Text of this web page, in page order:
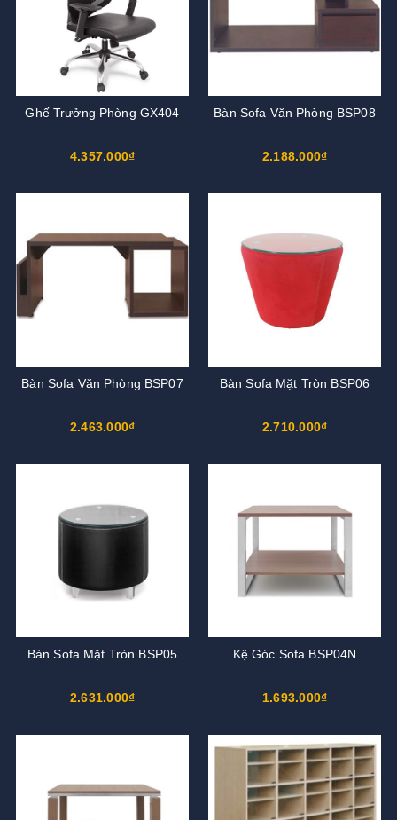
Ghế Trưởng Phòng GX404
4.357.000₫
Bàn Sofa Văn Phòng BSP08
2.188.000₫
Bàn Sofa Văn Phòng BSP07
2.463.000₫
Bàn Sofa Mặt Tròn BSP06
2.710.000₫
Bàn Sofa Mặt Tròn BSP05
2.631.000₫
Kệ Góc Sofa BSP04N
1.693.000₫